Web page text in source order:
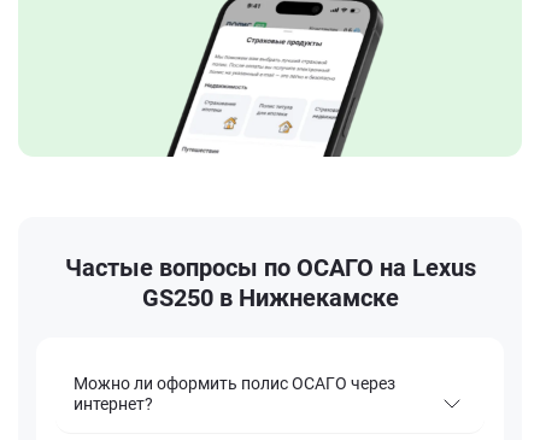
Частые вопросы по ОСАГО на Lexus
GS250 в Нижнекамске
Можно ли оформить полис ОСАГО через
интернет?